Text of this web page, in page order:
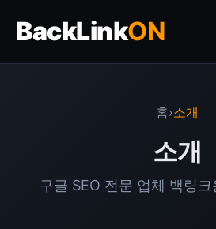
BackLinkON
홈›소개
소개
구글 SEO 전문 업체 백링